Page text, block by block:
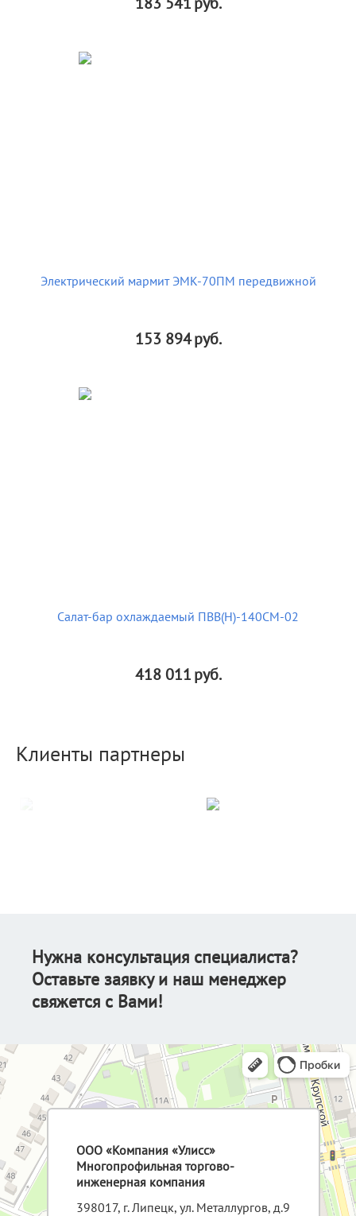
Электрический мармит ЭМК-70ПМ передвижной
153 894руб.
Салат-бар охлаждаемый ПВВ(Н)-140СМ-02
418 011руб.
Клиенты партнеры
Нужна консультация специалиста?
Оставьте заявку и наш менеджер
свяжется с Вами!
ООО «Компания «Улисс»
Многопрофильная торгово-
инженерная компания
398017, г. Липецк, ул. Металлургов, д.9